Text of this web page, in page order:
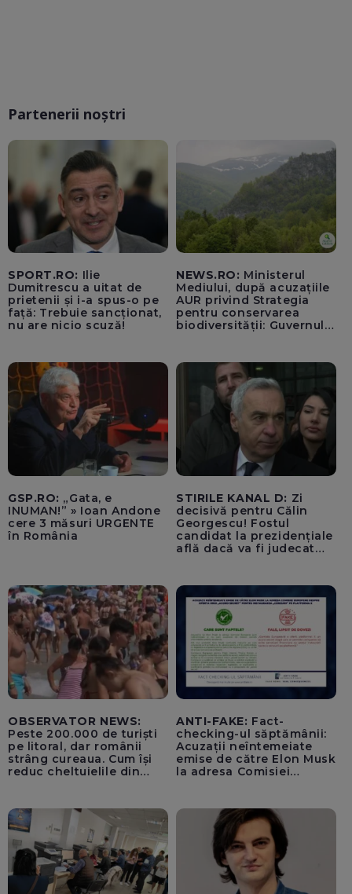
Partenerii noștri
SPORT.RO: Ilie
Dumitrescu a uitat de
prietenii și i-a spus-o pe
față: Trebuie sancționat,
nu are nicio scuză!
NEWS.RO: Ministerul
Mediului, după acuzațiile
AUR privind Strategia
pentru conservarea
biodiversității: Guvernul a
500.000 de lei/ Costul
total - 373.600 de lei a
acoperit întregul studiu
tehnic, structurat în opt
activită
GSP.RO: „Gata, e
INUMAN!” » Ioan Andone
cere 3 măsuri URGENTE
în România
STIRILE KANAL D: Zi
decisivă pentru Călin
Georgescu! Fostul
candidat la prezidențiale
află dacă va fi judecat
OBSERVATOR NEWS:
Peste 200.000 de turiști
pe litoral, dar românii
strâng cureaua. Cum își
reduc cheltuielile din
ANTI-FAKE: Fact-
checking-ul săptămânii:
Acuzații neîntemeiate
emise de către Elon Musk
la adresa Comisiei
pentru instaurarea
„cenzurii” pe platforma X